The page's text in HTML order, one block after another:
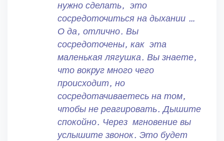
нужно сделать, это
сосредоточиться на дыхании …
О да, отлично. Вы
сосредоточены, как эта
маленькая лягушка. Вы знаете,
что вокруг много чего
происходит, но
сосредотачиваетесь на том,
чтобы не реагировать. Дышите
спокойно. Через мгновение вы
услышите звонок. Это будет